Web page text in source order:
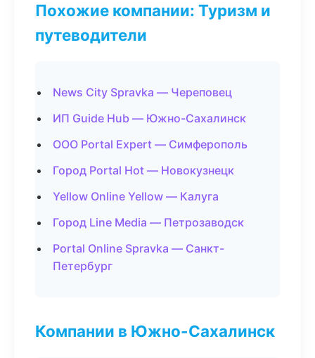
Похожие компании: Туризм и
путеводители
News City Spravka — Череповец
ИП Guide Hub — Южно-Сахалинск
ООО Portal Expert — Симферополь
Город Portal Hot — Новокузнецк
Yellow Online Yellow — Калуга
Город Line Media — Петрозаводск
Portal Online Spravka — Санкт-
Петербург
Компании в Южно-Сахалинск